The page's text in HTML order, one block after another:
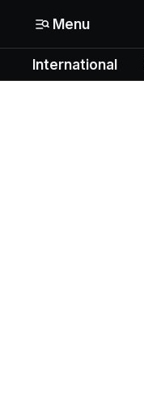
Menu
International
Mon compte
N° Compte :